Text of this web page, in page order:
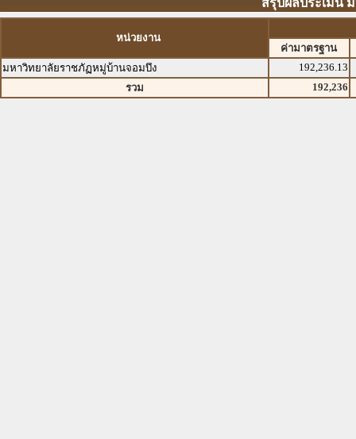
สรุปผลประเมิน
หน่วยงาน
ค่ามาตรฐาน
มหาวิทยาลัยราชภัฏหมู่บ้านจอมบึง
192,236.13
รวม
192,236